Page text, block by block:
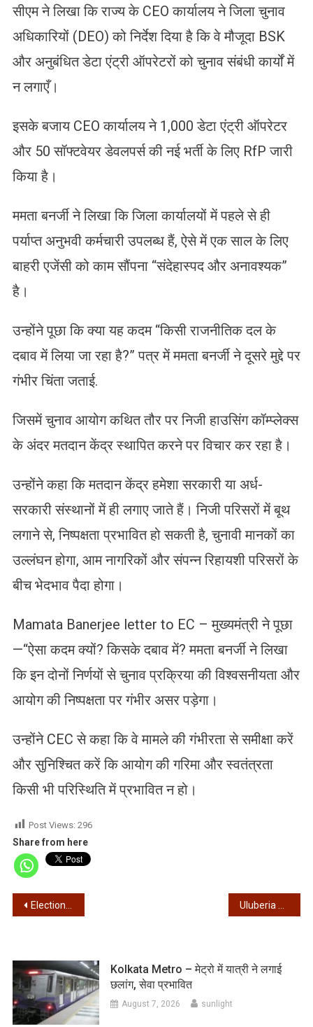
सीएम ने लिखा कि राज्य के CEO कार्यालय ने जिला चुनाव
अधिकारियों (DEO) को निर्देश दिया है कि वे मौजूदा BSK
और अनुबंधित डेटा एंट्री ऑपरेटरों को चुनाव संबंधी कार्यों में
न लगाएँ।
इसके बजाय CEO कार्यालय ने 1,000 डेटा एंट्री ऑपरेटर
और 50 सॉफ्टवेयर डेवलपर्स की नई भर्ती के लिए RfP जारी
किया है।
ममता बनर्जी ने लिखा कि जिला कार्यालयों में पहले से ही
पर्याप्त अनुभवी कर्मचारी उपलब्ध हैं, ऐसे में एक साल के लिए
बाहरी एजेंसी को काम सौंपना “संदेहास्पद और अनावश्यक”
है।
उन्होंने पूछा कि क्या यह कदम “किसी राजनीतिक दल के
दबाव में लिया जा रहा है?” पत्र में ममता बनर्जी ने दूसरे मुद्दे पर
गंभीर चिंता जताई.
जिसमें चुनाव आयोग कथित तौर पर निजी हाउसिंग कॉम्प्लेक्स
के अंदर मतदान केंद्र स्थापित करने पर विचार कर रहा है।
उन्होंने कहा कि मतदान केंद्र हमेशा सरकारी या अर्ध-
सरकारी संस्थानों में ही लगाए जाते हैं। निजी परिसरों में बूथ
लगाने से, निष्पक्षता प्रभावित हो सकती है, चुनावी मानकों का
उल्लंघन होगा, आम नागरिकों और संपन्न रिहायशी परिसरों के
बीच भेदभाव पैदा होगा।
Mamata Banerjee letter to EC – मुख्यमंत्री ने पूछा
—“ऐसा कदम क्यों? किसके दबाव में? ममता बनर्जी ने लिखा
कि इन दोनों निर्णयों से चुनाव प्रक्रिया की विश्वसनीयता और
आयोग की निष्पक्षता पर गंभीर असर पड़ेगा।
उन्होंने CEC से कहा कि वे मामले की गंभीरता से समीक्षा करें
और सुनिश्चित करें कि आयोग की गरिमा और स्वतंत्रता
किसी भी परिस्थिति में प्रभावित न हो।
Post Views: 296
Share from here
Post
Election Commission – राज्य के सीईओ ने आज रात बुलाई बैठक
Kolkata Metro – मेट्रो में यात्री ने लगाई
छलांग, सेवा प्रभावित
August 7, 2026 sunlight